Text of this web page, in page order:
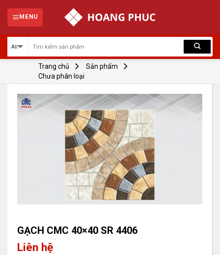
content
MENU
Trang chủ
Sản phẩm
Chưa phân loại
GẠCH CMC 40×40 SR 4406
Liên hệ